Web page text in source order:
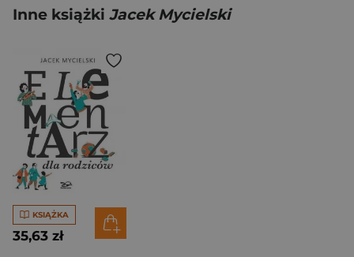
Inne książki Jacek Mycielski
KSIĄŻKA
35,63 zł